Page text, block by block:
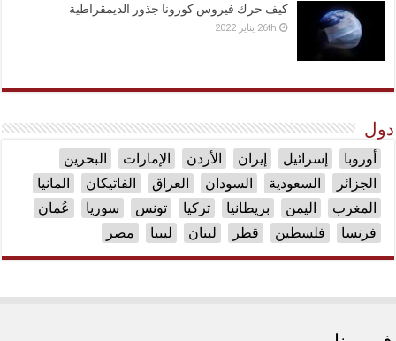
كيف حرك فيروس كورونا جذور الديمقراطية
26th يناير 2022
دول
أوروبا إسرائيل إيران الأردن الإمارات
البحرين
الجزائر
السعودية السودان العراق الفاتيكان
المانيا
المغرب
اليمن بريطانيا تركيا تونس سوريا
عُمان
فرنسا
فلسطين قطر لبنان ليبيا مصر